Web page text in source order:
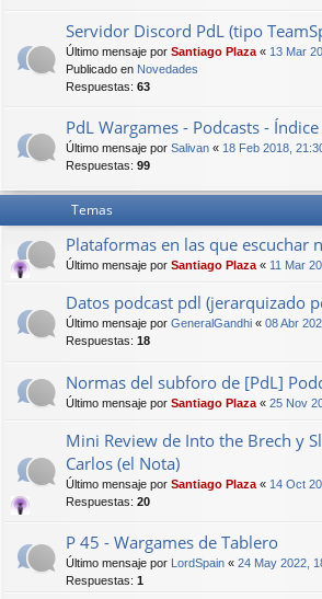
Servidor Discord PdL (tipo
Último mensaje por Santiago Plaza « 13 Mar
Publicado en Novedades
Respuestas: 63
PdL Wargames - Podcasts -
Último mensaje por Salivan « 18 Feb 2018,
Respuestas: 99
Temas
Plataformas en las que escuchar
Último mensaje por Santiago Plaza« 11 Mar
Datos podcast pdl (jerarquizado
Último mensaje por GeneralGandhi « 08 Abr
Respuestas: 18
Normas del subforo de [PdL]
Último mensaje por Santiago Plaza « 25 Nov
Mini Review de Into the Brech y
Carlos (el Nota)
Último mensaje por Santiago Plaza « 14 Oct
Respuestas: 20
P 45 - Wargames de Tablero
Último mensaje por LordSpain « 24 May 2022,
Respuestas: 1